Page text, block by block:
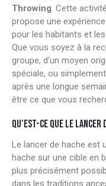
Throwing. Cette
propose une
pour les habitants et
Que vous soyez à la
groupe, d’un moyen
spéciale, ou
après une longue
être ce que vous
QU’EST-CE QUE LE LANCER
Le lancer de hache est
hache sur une cible en
plus précisément
dans les traditions